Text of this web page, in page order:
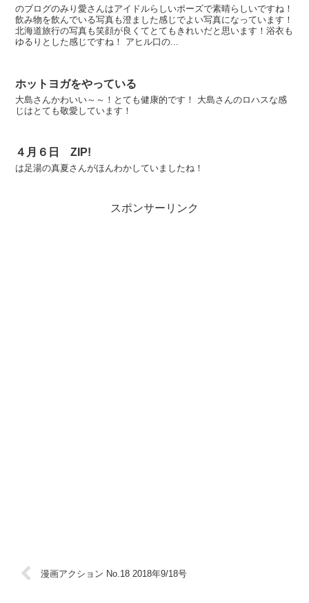
のブログのみり愛さんはアイドルらしいポーズで素晴らしいですね！
飲み物を飲んでいる写真も澄ました感じでよい写真になっています！
北海道旅行の写真も笑顔が良くてとてもきれいだと思います！浴衣も
ゆるりとした感じですね！ アヒル口の...
ホットヨガをやっている
大島さんかわいい～～！とても健康的です！ 大島さんのロハスな感
じはとても敬愛しています！
４月６日 ZIP!
は足湯の真夏さんがほんわかしていましたね！
スポンサーリンク
漫画アクション No.18 2018年9/18号